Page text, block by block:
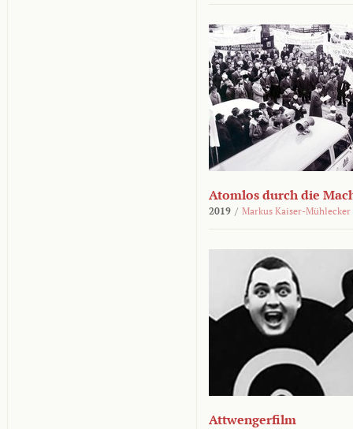
Atomlos durch die
2019 / Markus Kaiser-Mühlecker
Attwengerfilm